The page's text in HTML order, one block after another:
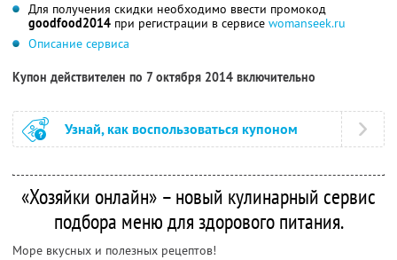
Для получения скидки необходимо ввести промокод
goodfood2014 при регистрации в сервисе womanseek.ru
Описание сервиса
Купон действителен по 7 октября 2014 включительно
Узнай, как воспользоваться купоном
«Хозяйки онлайн» – новый кулинарный сервис
подбора меню для здорового питания.
Море вкусных и полезных рецептов!